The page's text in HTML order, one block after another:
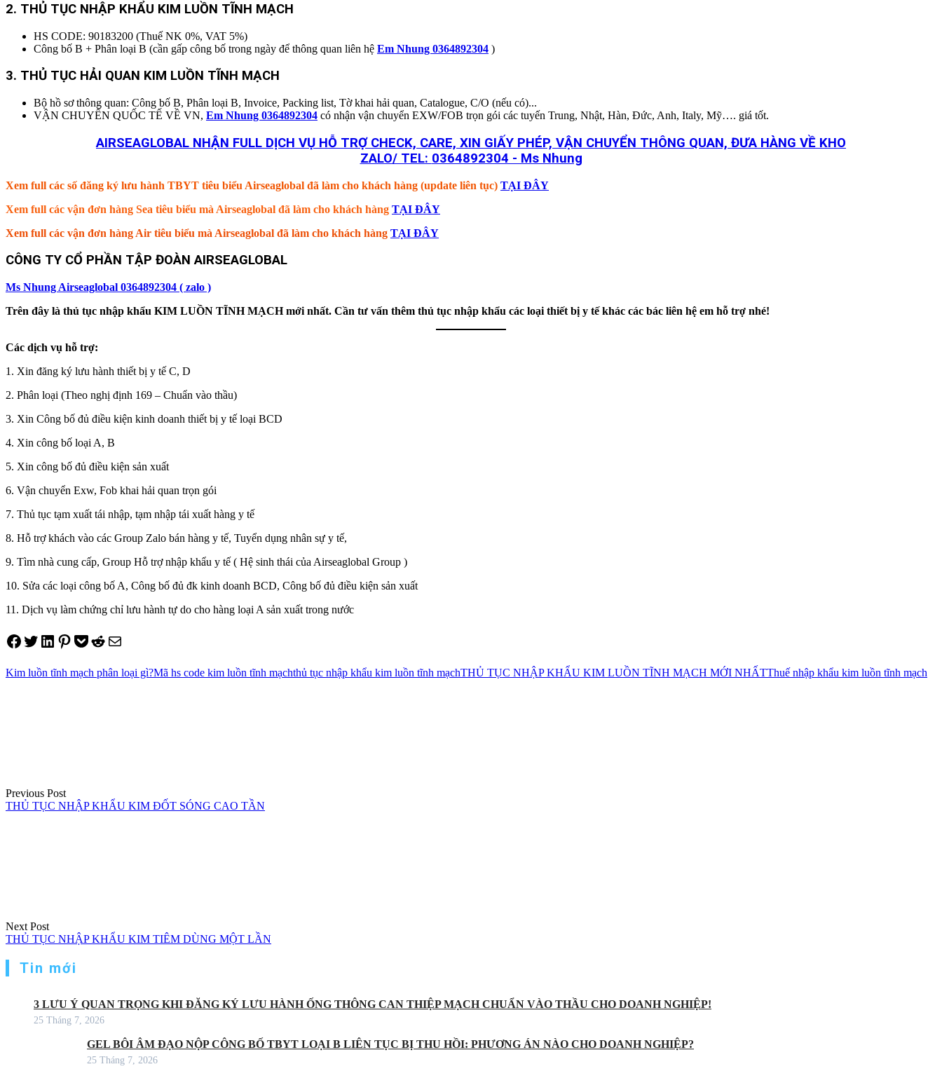
2. THỦ TỤC NHẬP KHẨU KIM LUỒN TĨNH MẠCH
HS CODE: 90183200 (Thuế NK 0%, VAT 5%)
Công bố B + Phân loại B (cần gấp công bố trong ngày để thông quan liên hệ Em Nhung 0364892304 )
3. THỦ TỤC HẢI QUAN KIM LUỒN TĨNH MẠCH
Bộ hồ sơ thông quan: Công bố B, Phân loại B, Invoice, Packing list, Tờ khai hải quan, Catalogue, C/O (nếu có)...
VẬN CHUYỂN QUỐC TẾ VỀ VN, Em Nhung 0364892304 có nhận vận chuyển EXW/FOB trọn gói các tuyến Trung, Nhật, Hàn, Đức, Anh, Italy, Mỹ…. giá tốt.
AIRSEAGLOBAL NHẬN FULL DỊCH VỤ HỖ TRỢ CHECK, CARE, XIN GIẤY PHÉP, VẬN CHUYỂN THÔNG QUAN, ĐƯA HÀNG VỀ KHO
ZALO/ TEL: 0364892304 - Ms Nhung
Xem full các số đăng ký lưu hành TBYT tiêu biểu Airseaglobal đã làm cho khách hàng (update liên tục) TẠI ĐÂY
Xem full các vận đơn hàng Sea tiêu biểu mà Airseaglobal đã làm cho khách hàng TẠI ĐÂY
Xem full các vận đơn hàng Air tiêu biểu mà Airseaglobal đã làm cho khách hàng TẠI ĐÂY
CÔNG TY CỔ PHẦN TẬP ĐOÀN AIRSEAGLOBAL
Ms Nhung Airseaglobal 0364892304 ( zalo )
Trên đây là thủ tục nhập khẩu KIM LUỒN TĨNH MẠCH mới nhất. Cần tư vấn thêm thủ tục nhập khẩu các loại thiết bị y tế khác các bác liên hệ em hỗ trợ nhé!
Các dịch vụ hỗ trợ:
1. Xin đăng ký lưu hành thiết bị y tế C, D
2. Phân loại (Theo nghị định 169 – Chuẩn vào thầu)
3. Xin Công bố đủ điều kiện kinh doanh thiết bị y tế loại BCD
4. Xin công bố loại A, B
5. Xin công bố đủ điều kiện sản xuất
6. Vận chuyển Exw, Fob khai hải quan trọn gói
7. Thủ tục tạm xuất tái nhập, tạm nhập tái xuất hàng y tế
8. Hỗ trợ khách vào các Group Zalo bán hàng y tế, Tuyển dụng nhân sự y tế,
9. Tìm nhà cung cấp, Group Hỗ trợ nhập khẩu y tế ( Hệ sinh thái của Airseaglobal Group )
10. Sửa các loại công bố A, Công bố đủ đk kinh doanh BCD, Công bố đủ điều kiện sản xuất
11. Dịch vụ làm chứng chỉ lưu hành tự do cho hàng loại A sản xuất trong nước
Share on Facebook
Tweet on Twitter
Share on LinkedIn
Pin on Pinterest
Save to pocket
Share on Reddit
Share via Email
Kim luồn tĩnh mạch phân loại gì?Mã hs code kim luồn tĩnh mạchthủ tục nhập khẩu kim luồn tĩnh mạchTHỦ TỤC NHẬP KHẨU KIM LUỒN TĨNH MẠCH MỚI NHẤTThuế nhập khẩu kim luồn tĩnh mạch
Previous Post
THỦ TỤC NHẬP KHẨU KIM ĐỐT SÓNG CAO TẦN
Next Post
THỦ TỤC NHẬP KHẨU KIM TIÊM DÙNG MỘT LẦN
Tin mới
3 LƯU Ý QUAN TRỌNG KHI ĐĂNG KÝ LƯU HÀNH ỐNG THÔNG CAN THIỆP MẠCH CHUẨN VÀO THẦU CHO DOANH NGHIỆP!
25 Tháng 7, 2026
GEL BÔI ÂM ĐẠO NỘP CÔNG BỐ TBYT LOẠI B LIÊN TỤC BỊ THU HỒI: PHƯƠNG ÁN NÀO CHO DOANH NGHIỆP?
25 Tháng 7, 2026